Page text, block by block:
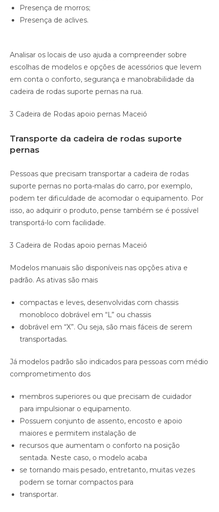
Presença de morros;
Presença de aclives.
Analisar os locais de uso ajuda a compreender sobre
escolhas de modelos e opções de acessórios que levem
em conta o conforto, segurança e manobrabilidade da
cadeira de rodas suporte pernas na rua.
3 Cadeira de Rodas apoio pernas Maceió
Transporte da cadeira de rodas suporte
pernas
Pessoas que precisam transportar a cadeira de rodas
suporte pernas no porta-malas do carro, por exemplo,
podem ter dificuldade de acomodar o equipamento. Por
isso, ao adquirir o produto, pense também se é possível
transportá-lo com facilidade.
3 Cadeira de Rodas apoio pernas Maceió
Modelos manuais são disponíveis nas opções ativa e
padrão. As ativas são mais
compactas e leves, desenvolvidas com chassis
monobloco dobrável em “L” ou chassis
dobrável em “X”. Ou seja, são mais fáceis de serem
transportadas.
Já modelos padrão são indicados para pessoas com médio
comprometimento dos
membros superiores ou que precisam de cuidador
para impulsionar o equipamento.
Possuem conjunto de assento, encosto e apoio
maiores e permitem instalação de
recursos que aumentam o conforto na posição
sentada. Neste caso, o modelo acaba
se tornando mais pesado, entretanto, muitas vezes
podem se tornar compactos para
transportar.